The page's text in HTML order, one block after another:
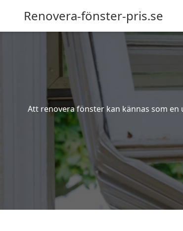
Renovera-fönster-pris.se
Att renovera fönster kan kännas som